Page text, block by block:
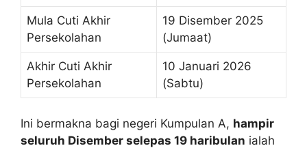
Mula Cuti Akhir
Persekolahan
19 Disember 2025
(Jumaat)
Akhir Cuti Akhir
Persekolahan
10 Januari 2026
(Sabtu)
Ini bermakna bagi negeri Kumpulan A, hampir
seluruh Disember selepas 19 haribulan ialah